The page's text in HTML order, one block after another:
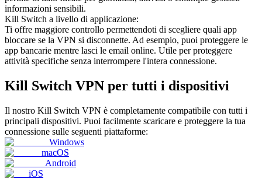
informazioni sensibili.
Kill Switch a livello di applicazione:
Ti offre maggiore controllo permettendoti di scegliere quali app
bloccare se la VPN si disconnette. Ad esempio, puoi proteggere le
app bancarie mentre lasci le email online. Utile per proteggere
attività specifiche senza interrompere l'intera connessione.
Kill Switch VPN per tutti i dispositivi
Il nostro Kill Switch VPN è completamente compatibile con tutti i
principali dispositivi. Puoi facilmente scaricare e proteggere la tua
connessione sulle seguenti piattaforme:
Windows
macOS
Android
iOS